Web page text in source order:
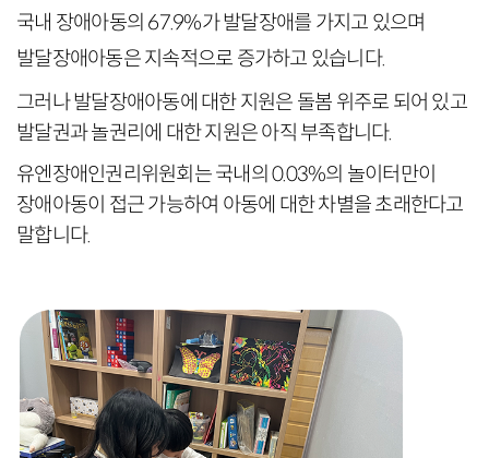
국내 장애아동의 67.9%가 발달장애를 가지고 있으며
발달장애아동은 지속적으로 증가하고 있습니다.
그러나 발달장애아동에 대한 지원은 돌봄 위주로 되어 있고
발달권과 놀권리에 대한 지원은 아직 부족합니다.
유엔장애인권리위원회는 국내의 0.03%의 놀이터만이
장애아동이 접근 가능하여 아동에 대한 차별을 초래한다고
말합니다.